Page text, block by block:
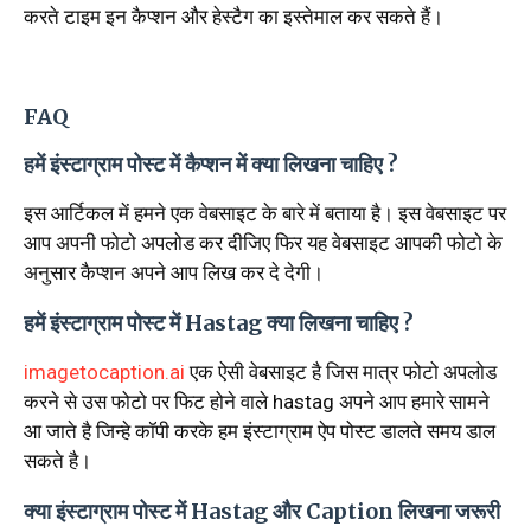
करते टाइम इन कैप्शन और हेस्टैग का इस्तेमाल कर सकते हैं।
FAQ
हमें इंस्टाग्राम पोस्ट में कैप्शन में क्या लिखना चाहिए ?
इस आर्टिकल में हमने एक वेबसाइट के बारे में बताया है। इस वेबसाइट पर
आप अपनी फोटो अपलोड कर दीजिए फिर यह वेबसाइट आपकी फोटो के
अनुसार कैप्शन अपने आप लिख कर दे देगी।
हमें इंस्टाग्राम पोस्ट में Hastag क्या लिखना चाहिए ?
imagetocaption.ai एक ऐसी वेबसाइट है जिस मात्र फोटो अपलोड
करने से उस फोटो पर फिट होने वाले hastag अपने आप हमारे सामने
आ जाते है जिन्हे कॉपी करके हम इंस्टाग्राम ऐप पोस्ट डालते समय डाल
सकते है।
क्या इंस्टाग्राम पोस्ट में Hastag और Caption लिखना जरूरी